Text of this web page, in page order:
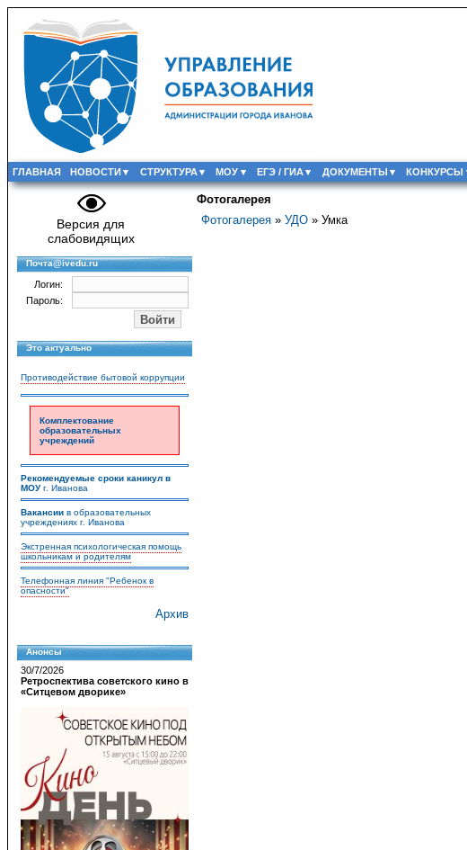
ГЛАВНАЯ НОВОСТИ СТРУКТУРА МОУ ЕГЭ / ГИА ДОКУМЕНТЫ КОНКУРСЫ
Версия для
слабовидящих
Почта@ivedu.ru
Логин:
Пароль:
Это актуально
Противодействие бытовой коррупции
Комплектование
образовательных
учреждений
Рекомендуемые сроки каникул в
МОУг. Иванова
Вакансии в образовательных
учреждениях г. Иванова
Экстренная психологическая помощь
школьникам и родителям
Телефонная линия "Ребенок в
опасности"
Архив
Анонсы
30/7/2026
Ретроспектива советского кино в
«Ситцевом дворике»
Фотогалерея
Фотогалерея » УДО » Умка